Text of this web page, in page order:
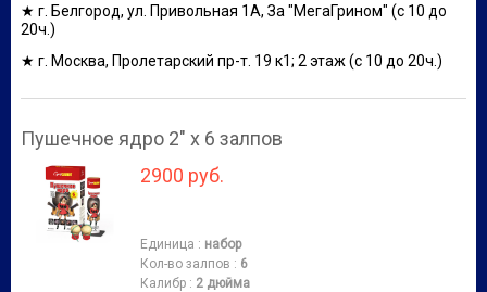
★ г. Белгород, ул. Привольная 1А, За "МегаГрином" (с 10 до
20ч.)
★ г. Москва, Пролетарский пр-т. 19 к1; 2 этаж (с 10 до 20ч.)
Пушечное ядро 2" х 6 залпов
2900 руб.
Единица : набор
Кол-во залпов : 6
Калибр : 2 дюйма